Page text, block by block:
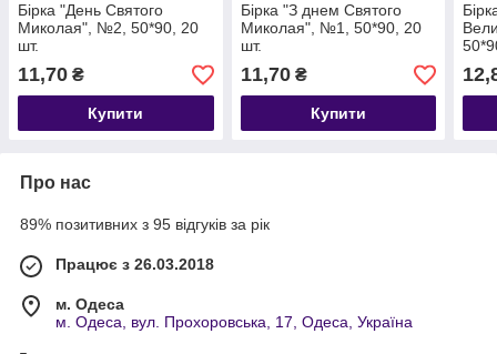
Бірка "День Святого
Миколая", №2, 50*90, 20
шт.
11,70 ₴
Купити
Бірка "З днем Святого
Миколая", №1, 50*90, 20
шт.
11,70₴
Купити
Про нас
89% позитивних з 95 відгуків за рік
Працює з 26.03.2018
м. Одеса
м. Одеса, вул. Прохоровська, 17, Одеса, Україна